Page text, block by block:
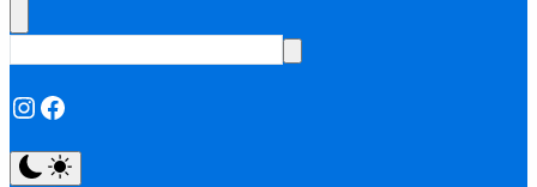
Instagram
Facebook